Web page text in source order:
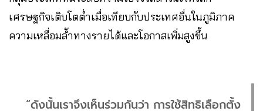
เศรษฐกิจเติบโตต่ำเมื่อเทียบกับประเทศอื่นในภูมิภาค
ความเหลื่อมล้ำทางรายได้และโอกาสเพิ่มสูงขึ้น
“ดังนั้นเราจึงเห็นร่วมกันว่า การใช้สิทธิเลือกตั้ง